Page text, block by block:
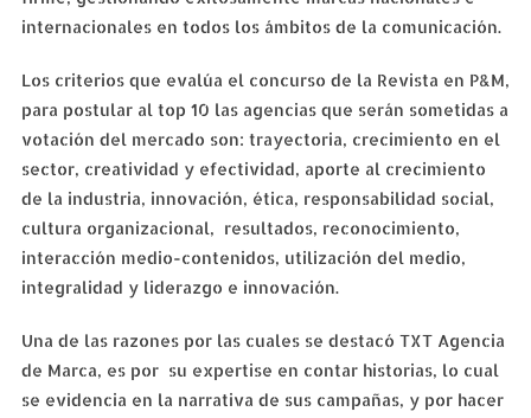
internacionales en todos los ámbitos de la comunicación.
Los criterios que evalúa el concurso de la Revista en P&M,
para postular al top 10 las agencias que serán sometidas a
votación del mercado son: trayectoria, crecimiento en el
sector, creatividad y efectividad, aporte al crecimiento
de la industria, innovación, ética, responsabilidad social,
cultura organizacional, resultados, reconocimiento,
interacción medio-contenidos, utilización del medio,
integralidad y liderazgo e innovación.
Una de las razones por las cuales se destacó TXT Agencia
de Marca, es por su expertise en contar historias, lo cual
se evidencia en la narrativa de sus campañas, y por hacer